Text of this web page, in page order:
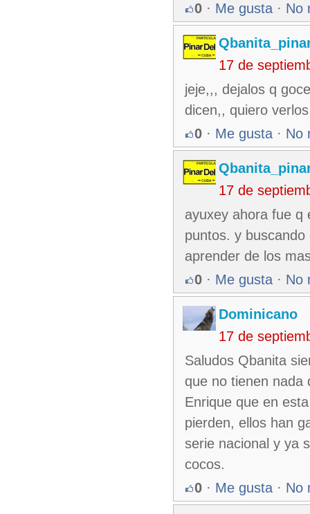
0 · Me gusta · No
17 de
jeje,,, dejalos q
dicen,, quiero
0 · Me gusta · No
17 de
ayuxey ahora fue q
puntos. y
aprender de los
0 · Me gusta · No
Dominicano
17 de
Saludos Qbanita
que no tienen nada
Enrique que en
pierden, ellos han
serie nacional y ya
cocos.
0 · Me gusta · No